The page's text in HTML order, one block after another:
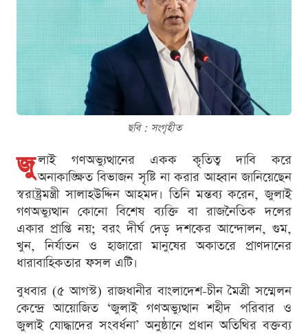
ছবি : সংগৃহীত
জু লাই গণঅভ্যুত্থানের একক কৃতিত্ব দাবি করে
অনাকাঙ্ক্ষিত বিভাজন সৃষ্টি না করার আহ্বান জানিয়েছেন
স্বরাষ্ট্রমন্ত্রী সালাহউদ্দিন আহমদ। তিনি মন্তব্য করেন, জুলাই
গণঅভ্যুত্থান কোনো বিশেষ ব্যক্তি বা রাজনৈতিক দলের
একার প্রাপ্তি নয়; বরং দীর্ঘ দেড় দশকের আন্দোলন, গুম,
খুন, নির্যাতন ও হাজারো মানুষের অকাতরে প্রাণদানের
ধারাবাহিকতার ফসল এটি।
বুধবার (৫ আগস্ট) রাজধানীর বাংলাদেশ-চীন মৈত্রী সম্মেলন
কেন্দ্রে আয়োজিত ‘জুলাই গণঅভ্যুত্থান শহীদ পরিবার ও
জুলাই যোদ্ধাদের সংবর্ধনা’ অনুষ্ঠানে প্রধান অতিথির বক্তব্য